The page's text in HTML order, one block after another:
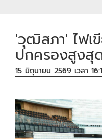
'วุฒิสภา' ไฟเ
ปกครองสูงสุ
15 มิถุนายน 2569 เวลา